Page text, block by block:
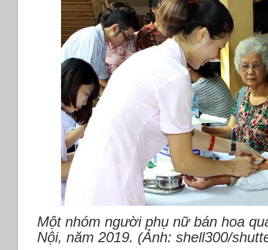
Một nhóm người phụ nữ bán hoa
Nội, năm 2019. (Ảnh: shell300/